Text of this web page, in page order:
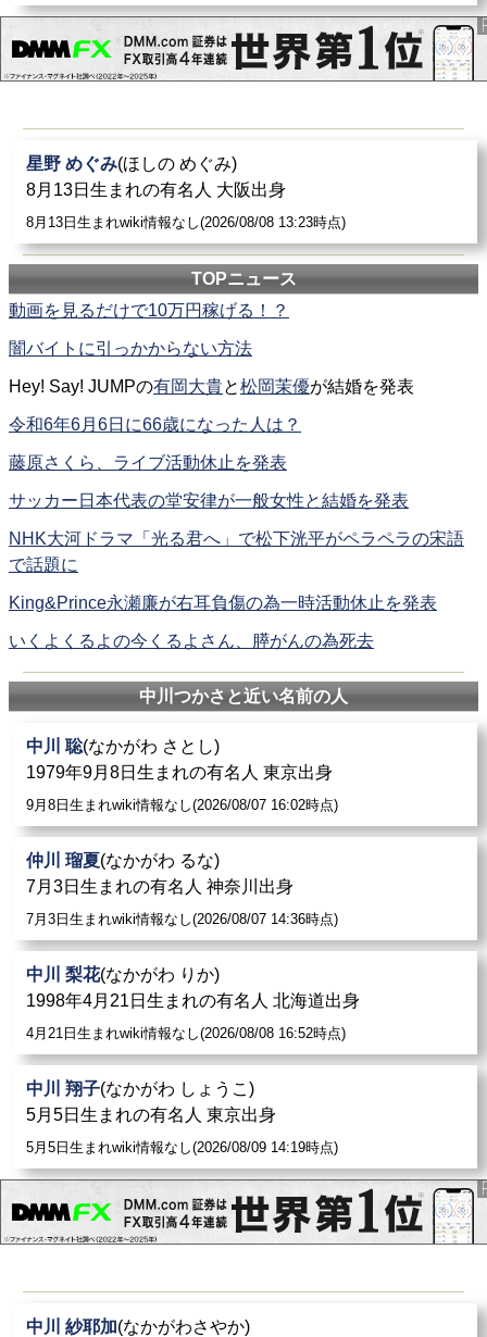
星野 めぐみ(ほしの めぐみ)
8月13日生まれの有名人 大阪出身
8月13日生まれwiki情報なし(2026/08/08 13:23時点)
TOPニュース
動画を見るだけで10万円稼げる！？
闇バイトに引っかからない方法
Hey! Say! JUMPの有岡大貴と松岡茉優が結婚を発表
令和6年6月6日に66歳になった人は？
藤原さくら、ライブ活動休止を発表
サッカー日本代表の堂安律が一般女性と結婚を発表
NHK大河ドラマ「光る君へ」で松下洸平がペラペラの宋語
で話題に
King&Prince永瀬廉が右耳負傷の為一時活動休止を発表
いくよくるよの今くるよさん、膵がんの為死去
中川つかさと近い名前の人
中川 聡(なかがわ さとし)
1979年9月8日生まれの有名人 東京出身
9月8日生まれwiki情報なし(2026/08/07 16:02時点)
仲川 瑠夏(なかがわ るな)
7月3日生まれの有名人 神奈川出身
7月3日生まれwiki情報なし(2026/08/07 14:36時点)
中川 梨花(なかがわ りか)
1998年4月21日生まれの有名人 北海道出身
4月21日生まれwiki情報なし(2026/08/08 16:52時点)
中川 翔子(なかがわ しょうこ)
5月5日生まれの有名人 東京出身
5月5日生まれwiki情報なし(2026/08/09 14:19時点)
中川 紗耶加(なかがわさやか)